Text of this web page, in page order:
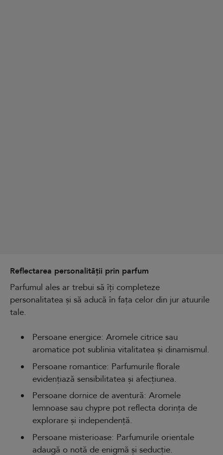
Reflectarea personalității prin parfum
Parfumul ales ar trebui să îți completeze
personalitatea și să aducă în fața celor din jur atuurile
tale.
Persoane energice: Aromele citrice sau
aromatice pot sublinia vitalitatea și dinamismul.
Persoane romantice: Parfumurile florale
evidențiază sensibilitatea și afecțiunea.
Persoane dornice de aventură: Aromele
lemnoase sau chypre pot reflecta dorința de
explorare și independență.
Persoane misterioase: Parfumurile orientale
adaugă o notă de enigmă și seducție.